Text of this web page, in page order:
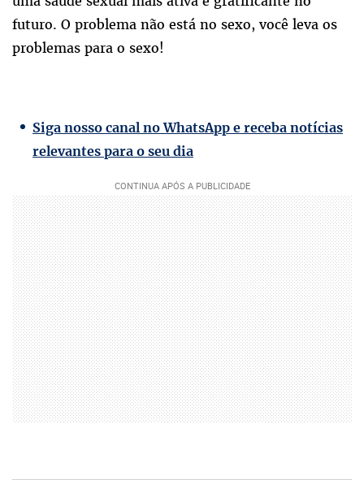
futuro. O problema não está no sexo, você leva os
problemas para o sexo!
Siga nosso canal no WhatsApp e receba notícias
relevantes para o seu dia